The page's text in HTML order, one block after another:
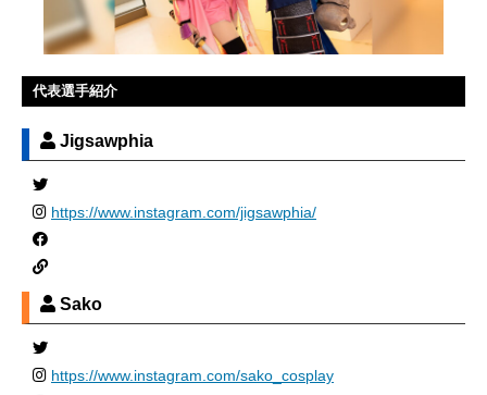
代表選手紹介
Jigsawphia
https://www.instagram.com/jigsawphia/
Sako
https://www.instagram.com/sako_cosplay